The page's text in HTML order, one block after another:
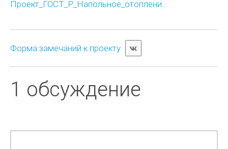
Проект_ГОСТ_Р_Напольное_отоплени...
Форма замечаний к проекту
1 обсуждение